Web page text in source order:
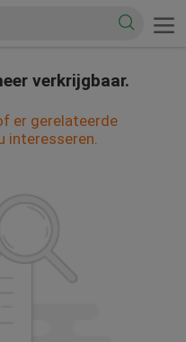
verkrijgbaar.
er gerelateerde
interesseren.